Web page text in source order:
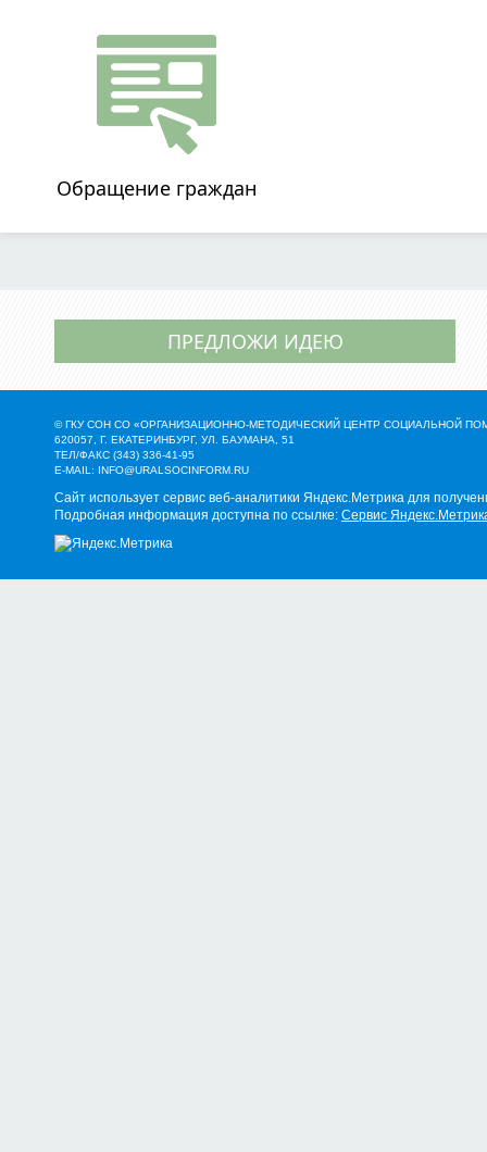
Обращение граждан
ПРЕДЛОЖИ ИДЕЮ
© ГКУ СОН СО «ОРГАНИЗАЦИОННО-МЕТОДИЧЕСКИЙ ЦЕНТР СОЦИАЛЬНОЙ
620057, Г. ЕКАТЕРИНБУРГ, УЛ. БАУМАНА, 51
ТЕЛ/ФАКС (343) 336-41-95
E-MAIL: INFO@URALSOCINFORM.RU
Сайт использует сервис веб-аналитики Яндекс.Метрика для
Подробная информация доступна по ссылке: Сервис